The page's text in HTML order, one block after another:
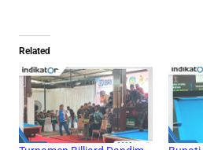
Related